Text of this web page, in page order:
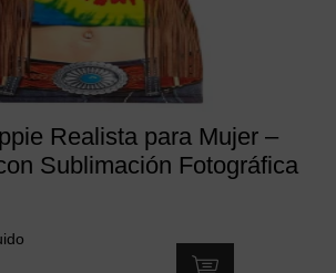
en
la
página
de
Realista para Mujer –
Sublimación Fotográfica